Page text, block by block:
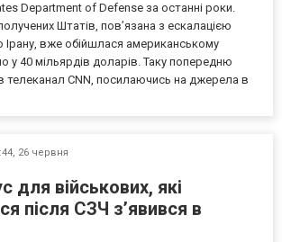
Department of Defense за останні роки.
Штатів, пов’язана з ескалацією
Ірану, вже обійшлася американському
у 40 мільярдів доларів. Таку попередню
телеканал CNN, посилаючись на джерела в
26 червня
для військових, які
після СЗЧ з’явився в